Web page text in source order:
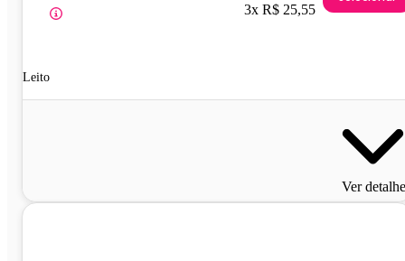
Leito
3x R$ 25,55
Ver